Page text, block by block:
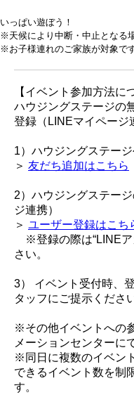
いっぱい遊ぼう！
※天候により中断・中止となる
※お子様連れのご家族が対象です
【イベント参加方法に
ハウジングステージの
登録（LINEマイページ
1）ハウジングステー
＞ 友だち追加はこちら
2）ハウジングステー
ジ連携）
＞ ユーザー登録はこち
※登録の際は“LINEア
さい。
3） イベント受付時、
タッフにご提示くださ
※その他イベントへの
メーションセンターに
※同日に複数のイベン
できるイベント数を制
す。